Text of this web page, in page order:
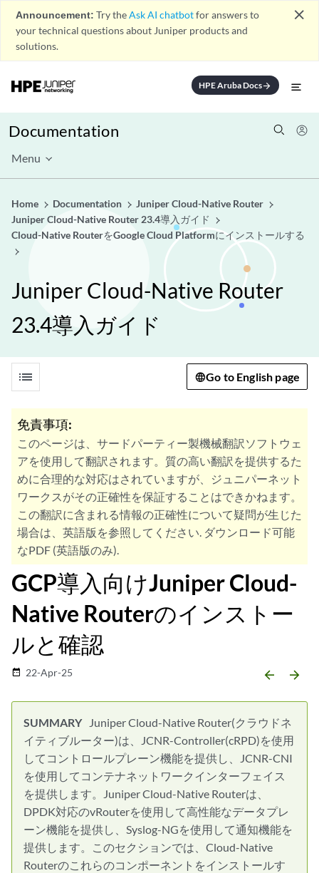
Announcement: Try theAsk AI chatbotfor answers to
your technical questions about Juniper products and
solutions.
close
HPE Aruba Docsarrow_forward
Documentation
Menu
Home Documentation
Juniper Cloud-Native Router
Juniper Cloud-Native Router 23.4導入ガイド
Cloud-Native RouterをGoogle Cloud Platformにインストールする
Juniper Cloud-Native Router
23.4導入ガイド
list Go to English page
免責事項:
このページは、サードパーティー製機械翻訳ソフトウェ
アを使用して翻訳されます。質の高い翻訳を提供するた
めに合理的な対応はされていますが、ジュニパーネット
ワークスがその正確性を保証することはできかねます。
この翻訳に含まれる情報の正確性について疑問が生じた
場合は、英語版を参照してください. ダウンロード可能
なPDF (英語版のみ).
GCP導入向けJuniper Cloud-
Native Routerのインストー
ルと確認
date_range 22-Apr-25 arrow_backward arrow_forward
Juniper Cloud-Native Router(クラウドネ
イティブルーター)は、JCNR-Controller(cRPD)を使用
してコントロールプレーン機能を提供し、JCNR-CNI
を使用してコンテナネットワークインターフェイス
を提供します。Juniper Cloud-Native Routerは、
DPDK対応のvRouterを使用して高性能なデータプレ
ーン機能を提供し、Syslog-NGを使用して通知機能を
提供します。このセクションでは、Cloud-Native
Routerのこれらのコンポーネントをインストールす